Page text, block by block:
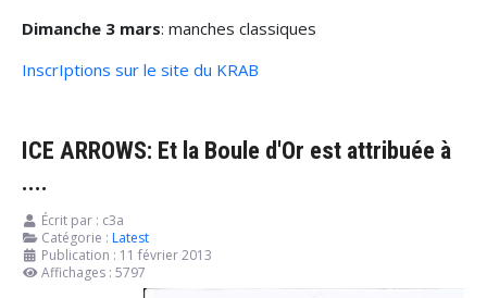
Dimanche 3 mars: manches classiques
InscrIptions sur le site du KRAB
ICE ARROWS: Et la Boule d'Or est attribuée à
....
Écrit par : c3a
Catégorie : Latest
Publication : 11 février 2013
Affichages : 5797